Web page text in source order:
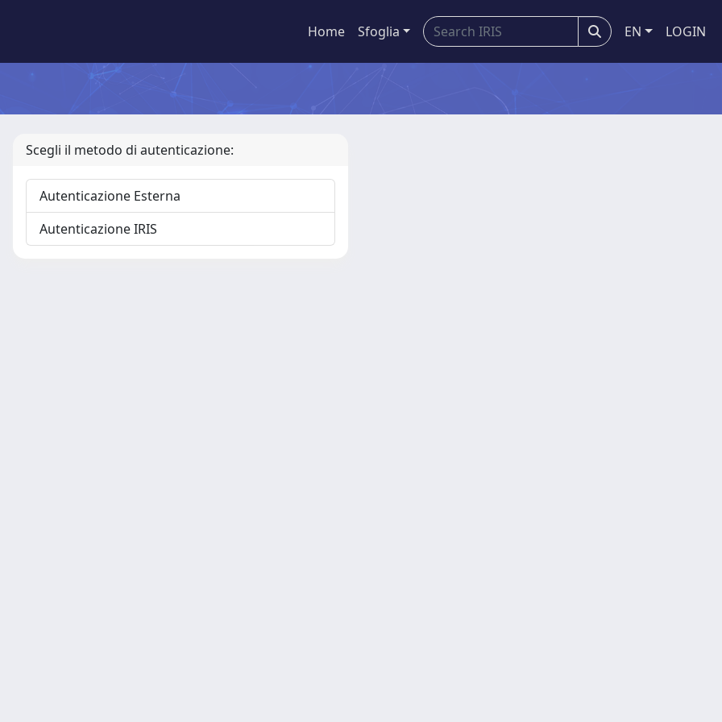
Home Sfoglia EN LOGIN
Scegli il metodo di autenticazione:
Autenticazione Esterna
Autenticazione IRIS